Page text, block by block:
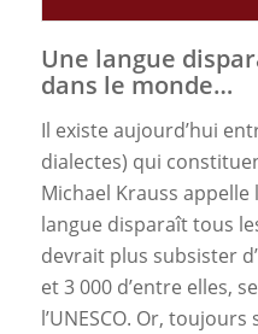
Une langue
dans le monde…
Il existe aujourd’hui
dialectes) qui
Michael Krauss appelle
langue disparaît tous
devrait plus subsister
et 3 000 d’entre elles,
l’UNESCO. Or,